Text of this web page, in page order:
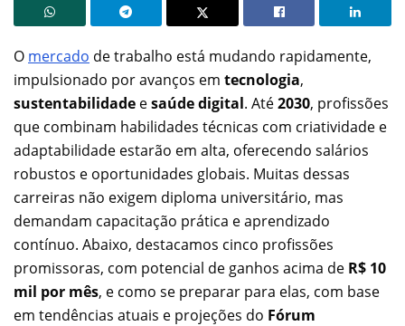
O mercado de trabalho está mudando rapidamente,
impulsionado por avanços em tecnologia,
sustentabilidade esaúde digital. Até2030, profissões
que combinam habilidades técnicas com criatividade e
adaptabilidade estarão em alta, oferecendo salários
robustos e oportunidades globais. Muitas dessas
carreiras não exigem diploma universitário, mas
demandam capacitação prática e aprendizado
contínuo. Abaixo, destacamos cinco profissões
promissoras, com potencial de ganhos acima de R$ 10
mil por mês, e como se preparar para elas, com base
em tendências atuais e projeções do Fórum